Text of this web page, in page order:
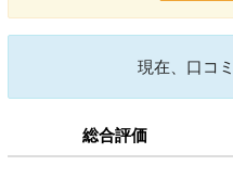
現在、口コ
総合評価